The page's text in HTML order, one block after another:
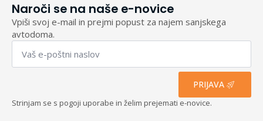
Naroči se na naše e-novice
Vpiši svoj e-mail in prejmi popust za najem sanjskega
avtodoma.
Email
PRIJAVA
Strinjam se s pogoji uporabe in želim prejemati e-novice.